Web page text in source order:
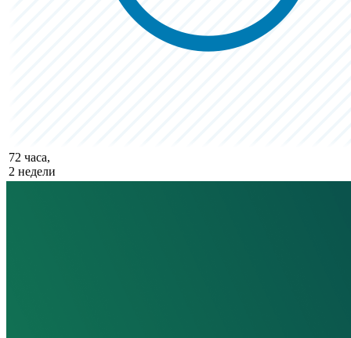
72 часа,
2 недели